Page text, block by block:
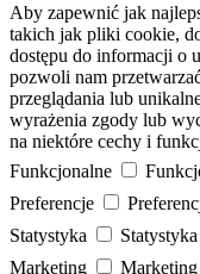
Aby zapewnić jak
takich jak pliki cookie,
dostępu do informacji o
pozwoli nam
przeglądania lub
wyrażenia zgody lub
na niektóre cechy i
Funkcjonalne
Preferencje
Statystyka
Statystyka
Marketing
Marketing